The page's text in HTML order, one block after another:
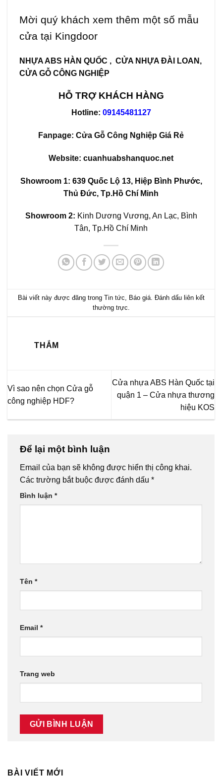
Mời quý khách xem thêm một số mẫu
cửa tại Kingdoor
NHỰA ABS HÀN QUỐC , CỬA NHỰA ĐÀI LOAN ,
CỬA GỖ CÔNG NGHIỆP
HỖ TRỢ KHÁCH HÀNG
Hotline: 09145481127
Fanpage: Cửa Gỗ Công Nghiệp Giá Rẻ
Website: cuanhuabshanquoc.net
Showroom 1: 639 Quốc Lộ 13, Hiệp Bình Phước,
Thủ Đức, Tp.Hồ Chí Minh
Showroom 2: Kinh Dương Vương, An Lạc, Bình
Tân, Tp.Hồ Chí Minh
Bài viết này được đăng trong Tin tức Báo giá. Đánh dấu liên kết
thường trực
THẮM
Vì sao nên chọn Cửa gỗ
công nghiệp HDF?
Cửa nhựa ABS Hàn Quốc tại
quận 1 – Cửa nhựa thương
hiệu KOS
Để lại một bình luận
Email của bạn sẽ không được hiển thị công khai.
Các trường bắt buộc được đánh dấu *
Bình luận *
Tên *
Email *
Trang web
BÀI VIẾT MỚI